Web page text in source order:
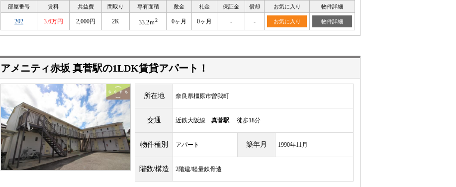
部屋番号 賃料 共益費 間取り 専有面積 敷金 礼金 保証金 償却 お気に入り 物件詳細
202 3.6万円 2,000円 2K 33.2ｍ2 0ヶ月 0ヶ月 - - お気に入り 物件詳細
アメニティ赤坂 真菅駅の1LDK賃貸アパート！
所在地 奈良県橿原市曽我町
交通 近鉄大阪線 真菅駅 徒歩18分
物件種別 アパート 築年月 1990年11月
階数/構造 2階建/軽量鉄骨造